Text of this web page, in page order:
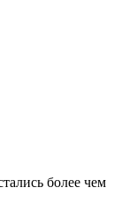
более чем